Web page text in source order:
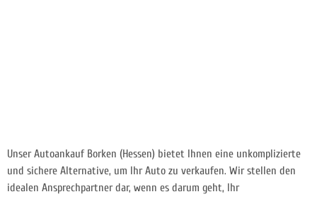
Unser Autoankauf Borken (Hessen) bietet Ihnen eine unkomplizierte
und sichere Alternative, um Ihr Auto zu verkaufen. Wir stellen den
idealen Ansprechpartner dar, wenn es darum geht, Ihr